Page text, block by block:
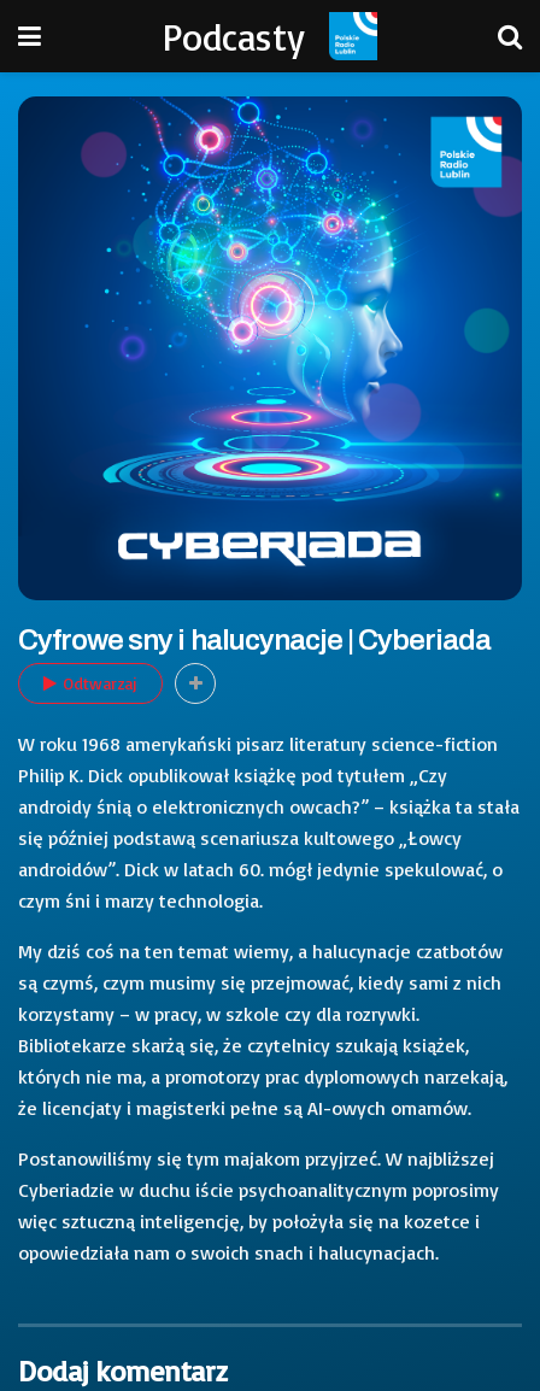
Podcasty
Cyfrowe sny i halucynacje | Cyberiada
Odtwarzaj
W roku 1968 amerykański pisarz literatury science-fiction
Philip K. Dick opublikował książkę pod tytułem „Czy
androidy śnią o elektronicznych owcach?” – książka ta stała
się później podstawą scenariusza kultowego „Łowcy
androidów”. Dick w latach 60. mógł jedynie spekulować, o
czym śni i marzy technologia.
My dziś coś na ten temat wiemy, a halucynacje czatbotów
są czymś, czym musimy się przejmować, kiedy sami z nich
korzystamy – w pracy, w szkole czy dla rozrywki.
Bibliotekarze skarżą się, że czytelnicy szukają książek,
których nie ma, a promotorzy prac dyplomowych narzekają,
że licencjaty i magisterki pełne są AI-owych omamów.
Postanowiliśmy się tym majakom przyjrzeć. W najbliższej
Cyberiadzie w duchu iście psychoanalitycznym poprosimy
więc sztuczną inteligencję, by położyła się na kozetce i
opowiedziała nam o swoich snach i halucynacjach.
Dodaj komentarz